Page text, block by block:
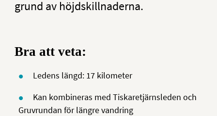
grund av höjdskillnaderna.
Bra att veta:
Ledens längd: 17 kilometer
Kan kombineras med Tiskaretjärnsleden och
Gruvrundan för längre vandring